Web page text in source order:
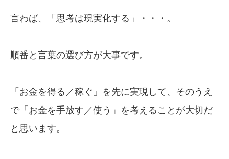
言わば、「思考は現実化する」・・・。
順番と言葉の選び方が大事です。
「お金を得る／稼ぐ」を先に実現して、そのうえ
で「お金を手放す／使う」を考えることが大切だ
と思います。